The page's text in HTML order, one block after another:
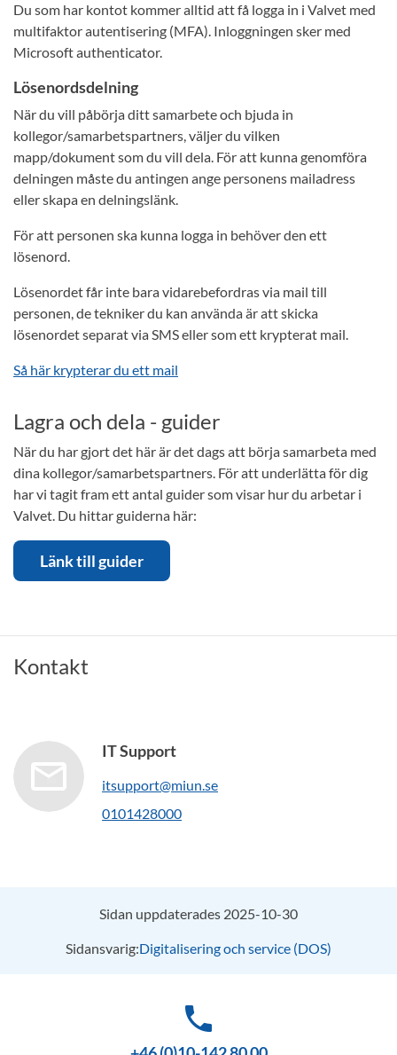
Du som har kontot kommer alltid att få logga in i Valvet med
multifaktor autentisering (MFA). Inloggningen sker med
Microsoft authenticator.
Lösenordsdelning
När du vill påbörja ditt samarbete och bjuda in
kollegor/samarbetspartners, väljer du vilken
mapp/dokument som du vill dela. För att kunna genomföra
delningen måste du antingen ange personens mailadress
eller skapa en delningslänk.
För att personen ska kunna logga in behöver den ett
lösenord.
Lösenordet får inte bara vidarebefordras via mail till
personen, de tekniker du kan använda är att skicka
lösenordet separat via SMS eller som ett krypterat mail.
Så här krypterar du ett mail
Lagra och dela - guider
När du har gjort det här är det dags att börja samarbeta med
dina kollegor/samarbetspartners. För att underlätta för dig
har vi tagit fram ett antal guider som visar hur du arbetar i
Valvet. Du hittar guiderna här:
Länk till guider
Kontakt
IT Support
itsupport@miun.se
0101428000
Sidan uppdaterades 2025-10-30
Sidansvarig:Digitalisering och service (DOS)
phone